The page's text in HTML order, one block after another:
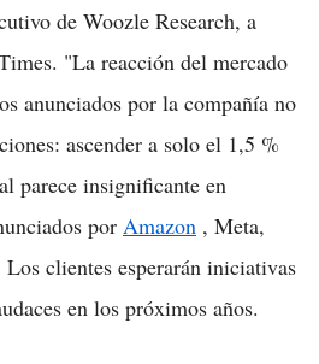
de Woozle Research, a
"La reacción del mercado
anunciados por la compañía no
ascender a solo el 1,5 %
parece insignificante en
por Amazon , Meta,
clientes esperarán iniciativas
en los próximos años.